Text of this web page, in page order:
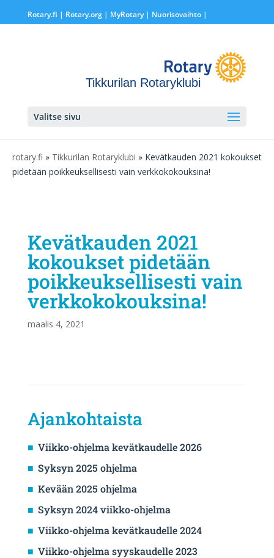
Rotary.fi | Rotary.org| MyRotary | Nuorisovaihto|
Tikkurilan Rotaryklubi
Valitse sivu
rotary.fi » Tikkurilan Rotaryklubi » Kevätkauden 2021 kokoukset
pidetään poikkeuksellisesti vain verkkokokouksina!
Kevätkauden 2021
kokoukset pidetään
poikkeuksellisesti vain
verkkokokouksina!
maalis 4, 2021
Ajankohtaista
Viikko-ohjelma kevätkaudelle 2026
Syksyn 2025 ohjelma
Kevään 2025 ohjelma
Syksyn 2024 viikko-ohjelma
Viikko-ohjelma kevätkaudelle 2024
Viikko-ohjelma syyskaudelle 2023